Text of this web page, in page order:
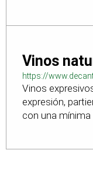
Vinos
https://
Vinos
expresión,
con una mínima